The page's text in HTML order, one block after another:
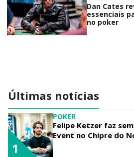
Dan Cates
essenciais
no poker
Últimas notícias
POKER
Felipe Ketzer faz
Event no Chipre do
1